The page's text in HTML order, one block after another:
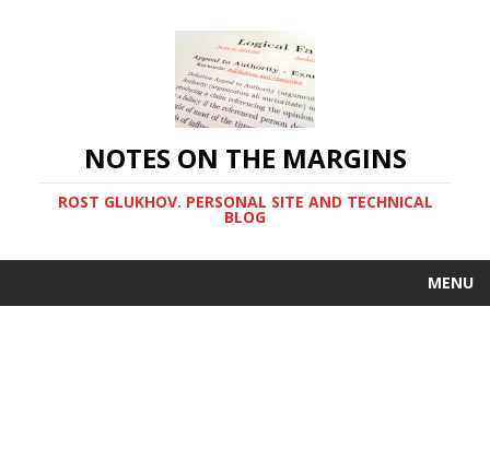
NOTES ON THE MARGINS
ROST GLUKHOV. PERSONAL SITE AND TECHNICAL
BLOG
MENU